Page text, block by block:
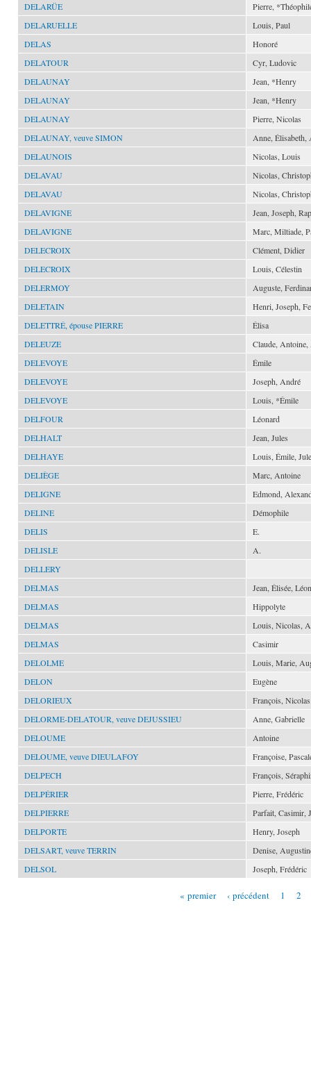
DELARÜE
Pierre,
DELARUELLE
Louis, Paul
DELAS
Honoré
DELATOUR
Cyr, Ludovic
DELAUNAY
Jean, *Henry
DELAUNAY
Jean, *Henry
DELAUNAY
Pierre, Nicolas
DELAUNAY, veuve SIMON
Anne, Élisabeth,
DELAUNOIS
Nicolas, Louis
DELAVAU
Nicolas,
DELAVAU
Nicolas,
DELAVIGNE
Jean, Joseph,
DELAVIGNE
Marc, Miltiade,
DELECROIX
Clément, Didier
DELECROIX
Louis, Célestin
DELERMOY
Auguste,
DELETAIN
Henri, Joseph,
DELETTRÉ, épouse PIERRE
Élisa
DELEUZE
Claude, Antoine,
DELEVOYE
Émile
DELEVOYE
Joseph, André
DELEVOYE
Louis, *Émile
DELFOUR
Léonard
DELHALT
Jean, Jules
DELHAYE
Louis, Émile,
DELIÈGE
Marc, Antoine
DELIGNE
Edmond,
DELINE
Démophile
DELIS
E.
DELISLE
A.
DELLERY
DELMAS
Jean, Élisée, Léon
DELMAS
Hippolyte
DELMAS
Louis, Nicolas,
DELMAS
Casimir
DELOLME
Louis, Marie,
DELON
Eugène
DELORIEUX
François, Nicolas
DELORME-DELATOUR, veuve DEJUSSIEU
Anne, Gabrielle
DELOUME
Antoine
DELOUME, veuve DIEULAFOY
Françoise,
DELPECH
François,
DELPÉRIER
Pierre, Frédéric
DELPIERRE
Parfait, Casimir,
DELPORTE
Henry, Joseph
DELSART, veuve TERRIN
Denise,
DELSOL
Joseph, Frédéric
« premier ‹ précédent 1 2